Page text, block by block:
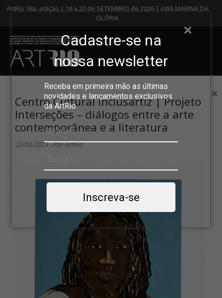
Cadastre-se na
nossa newsletter
Receba em primeira mão as últimas
novidades e lançamentos exclusivos
da ArtRio
Inscreva-se
ArtRio 16a. edição | 16 a 20 de SETEMBRO de 2026 | AXIA MARINA DA
GLÓRIA
×
Centro Cultural Inclusartiz | Projeto
Interseções – diálogos entre a arte
contemporânea e a literatura
22/03/2023 - Por ArtRio